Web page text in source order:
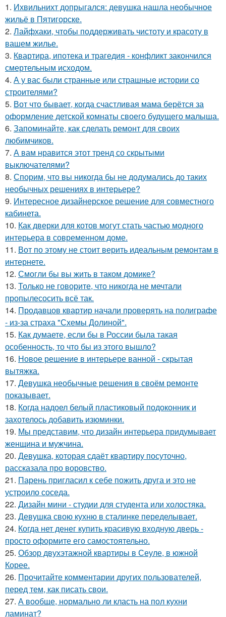
1. Ихвильнихт допрыгался: девушка нашла необычное
жильё в Пятигорске.
2. Лайфхаки, чтобы поддерживать чистоту и красоту в
вашем жилье.
3. Квартира, ипотека и трагедия - конфликт закончился
смертельным исходом.
4. А у вас были странные или страшные истории со
строителями?
5. Вот что бывает, когда счастливая мама берётся за
оформление детской комнаты своего будущего малыша.
6. Запоминайте, как сделать ремонт для своих
любимчиков.
7. А вам нравится этот тренд со скрытыми
выключателями?
8. Спорим, что вы никогда бы не додумались до таких
необычных решениях в интерьере?
9. Интересное дизайнерское решение для совместного
кабинета.
10. Как дверки для котов могут стать частью модного
интерьера в современном доме.
11. Вот по этому не стоит верить идеальным ремонтам в
интернете.
12. Смогли бы вы жить в таком домике?
13. Только не говорите, что никогда не мечтали
пропылесосить всё так.
14. Продавцов квартир начали проверять на полиграфе
- из-за страха "Схемы Долиной".
15. Как думаете, если бы в России была такая
особенность, то что бы из этого вышло?
16. Новое решение в интерьере ванной - скрытая
вытяжка.
17. Девушка необычные решения в своём ремонте
показывает.
18. Когда надоел белый пластиковый подоконник и
захотелось добавить изюминки.
19. Мы представим, что дизайн интерьера придумывает
женщина и мужчина.
20. Девушка, которая сдаёт квартиру посуточно,
рассказала про воровство.
21. Парень пригласил к себе пожить друга и это не
устроило соседа.
22. Дизайн мини - студии для студента или холостяка.
23. Девушка свою кухню в сталинке переделывает.
24. Когда нет денег купить красивую входную дверь -
просто оформите его самостоятельно.
25. Обзор двухэтажной квартиры в Сеуле, в южной
Корее.
26. Прочитайте комментарии других пользователей,
перед тем, как писать свои.
27. А вообще, нормально ли класть на пол кухни
ламинат?